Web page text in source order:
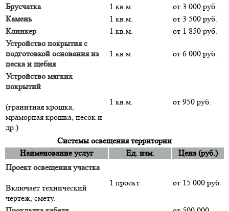
Брусчатка 1 кв.м.
от 3 000 руб.
Камень
1 кв.м.
от 3 500 руб.
Клинкер
1 кв.м.
от 1 850 руб.
Устройство покрытия с
подготовкой основания из
песка и щебня
1 кв.м. от 6 000 руб.
Устройство мягких
покрытий
(гранитная крошка,
мраморная крошка, песок и
др.)
1 кв.м. от 950 руб.
Системы освещения территории
Наименование услуг
Ед. изм.
Цена (руб.)
Проект освещения участка
Включает технический
чертеж, смету.
1 проект от 15 000 руб.